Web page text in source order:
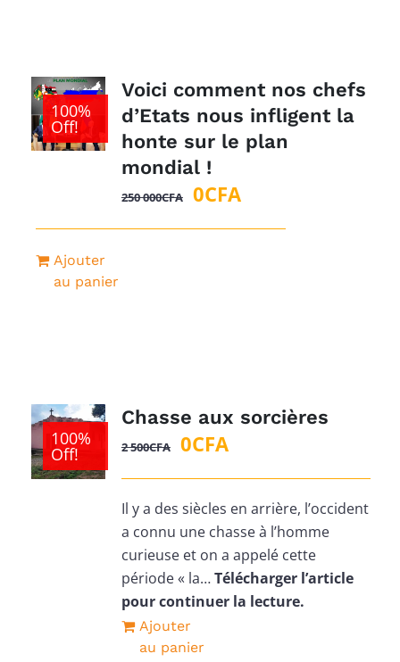
100%
Off!
Voici comment nos chefs
d’Etats nous infligent la
honte sur le plan
mondial !
250 000CFA
Le
0CFALe
Ajouter
au panier
100%
Off!
Chasse aux sorcières
2 500CFA
Le
initial
était :
2
500CFA.
0CFALe
actuel
est :
0CFA.
Il y a des siècles en arrière, l’occident
a connu une chasse à l’homme
curieuse et on a appelé cette
période « la…Télécharger l’article
pour continuer la lecture.
Ajouter
au panier